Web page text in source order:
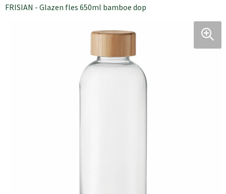
FRISIAN - Glazen fles 650ml bamboe dop